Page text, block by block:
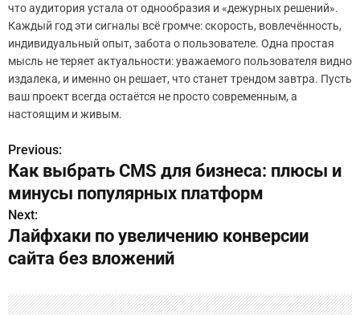
что аудитория устала от однообразия и «дежурных решений».
Каждый год эти сигналы всё громче: скорость, вовлечённость,
индивидуальный опыт, забота о пользователе. Одна простая
мысль не теряет актуальности: уважаемого пользователя видно
издалека, и именно он решает, что станет трендом завтра. Пусть
ваш проект всегда остаётся не просто современным, а
настоящим и живым.
Н
а
в
и
а
Previous:
Как выбрать CMS для бизнеса: плюсы и
минусы популярных платформ
Next:
Лайфхаки по увеличению конверсии
сайта без вложений